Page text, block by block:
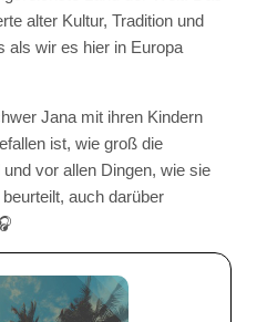
alter Kultur, Tradition und
als wir es hier in Europa
Jana mit ihren Kindern
ist, wie groß die
vor allen Dingen, wie sie
auch darüber